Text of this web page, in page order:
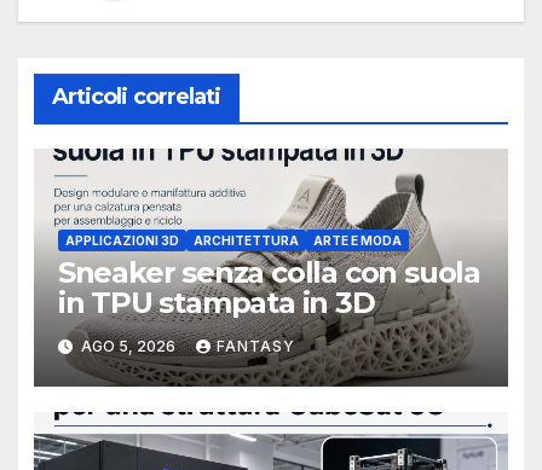
Articoli correlati
APPLICAZIONI 3D ARCHITETTURA ARTE E MODA
Sneaker senza colla con suola
in TPU stampata in 3D
AGO 5, 2026 FANTASY